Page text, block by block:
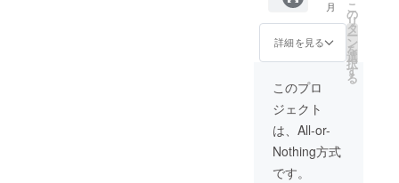
主要5
キャラ
セット
ターの
草稿、
決定稿
の資料
ト） ・
猫企画
社章ピ
ンバッ
チ ・ク
リア
ファイ
ル10枚
セット
（主要
５キャ
送りさ
せてい
ただき
ます。
・公式
サイト
にお名
前掲載
（任
意） ・
エンド
ムク
ミ、ユ
ガミ、
父、社
長）、
サブ
キャラ3
体、変
身キャ
ラ3体、
etc.》 ※
月
詳細を見る
こ
の
リ
タ
ー
ン
を
選
択
す
る
このプロ
ジェクト
は、All-or-
Nothing方式
です。